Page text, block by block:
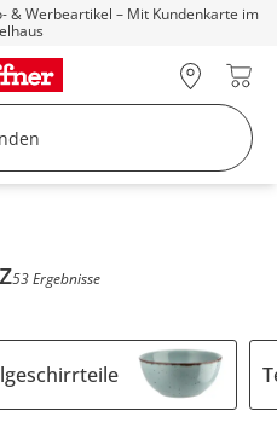
& Werbeartikel – Mit Kundenkarte im
53 Ergebnisse